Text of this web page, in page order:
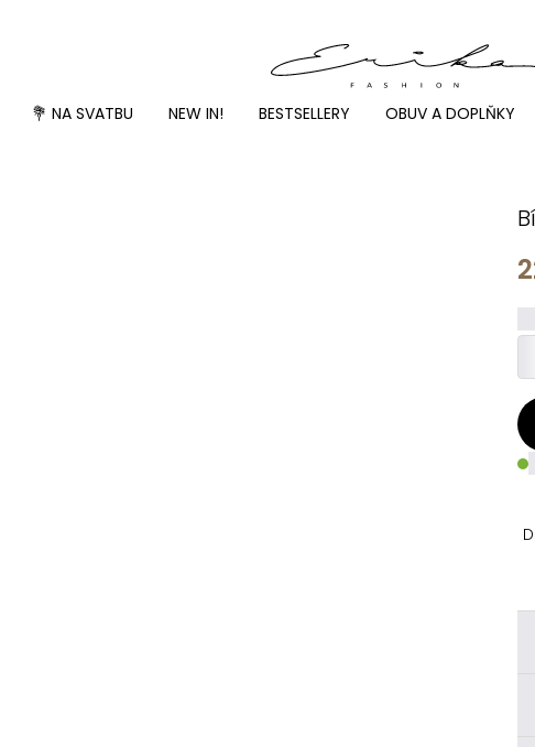
💐 NA SVATBU NEW IN! BESTSELLERY OBUV A DOPLŇKY